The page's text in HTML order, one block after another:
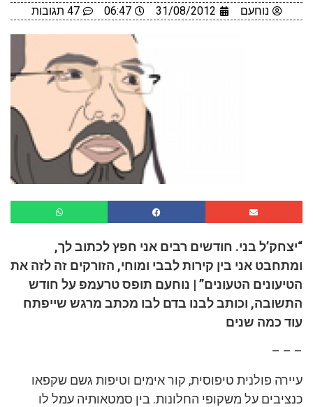
נוחעם 31/08/2012
06:47 47 תגובות
“יצחק’ל בני. חודשים רבים אני חפץ לכתוב לך,
ומתחבט אני בין קירות לבבי ומוחי, הזורקים זה לזה את
הטיעונים הטעונים” | נוחעם תופס טרעמפ על חודש
התשובה, וכותב לבנו בדם לבו מכתב מרגש שייפתח
עוד כמה שנים
– – –
עיירה פולנית טיפוסית, קור אימים וטיפות גשם שקפאו
כנציבים על משקופי החלונות. בין סמטאותיה עמל לו